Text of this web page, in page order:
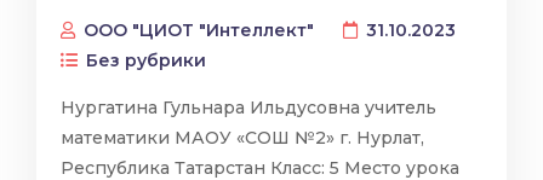
ООО "ЦИОТ "Интеллект"
31.10.2023
Без рубрики
Нургатина Гульнара Ильдусовна учитель
математики МАОУ «СОШ №2» г. Нурлат,
Республика Татарстан Класс: 5 Место урока